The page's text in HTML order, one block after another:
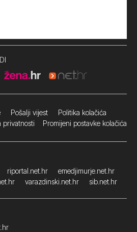
Pošalji vijest Politika kolačića
privatnosti Promijeni postavke kolačića
riportal.net.hr
emedjimurje.net.hr
varazdinski.net.hr sib.net.hr